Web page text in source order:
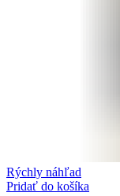
Rýchly náhľad
Pridať do košíka